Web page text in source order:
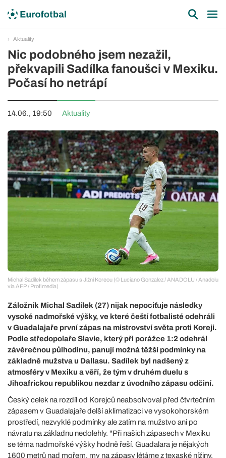
Aktuality
Nic podobného jsem nezažil,
překvapili Sadílka fanoušci v Mexiku.
Počasí ho netrápí
14.06., 19:50 Aktuality
Michal Sadílek během zápasu s Jižní Koreou (© Luciano Gonzalez / ANADOLU / Anadolu
via AFP / Profimedia)
Záložník Michal Sadílek (27) nijak nepociťuje následky
vysoké nadmořské výšky, ve které čeští fotbalisté odehráli
v Guadalajaře první zápas na mistrovství světa proti Koreji.
Podle středopolaře Slavie, který při porážce 1:2 odehrál
závěrečnou půlhodinu, panují možná těžší podmínky na
základně mužstva u Dallasu. Sadílek byl nadšený z
atmosféry v Mexiku a věří, že tým v druhém duelu s
Jihoafrickou republikou nezdar z úvodního zápasu odčiní.
Český celek na rozdíl od Korejců neabsolvoval před čtvrtečním
zápasem v Guadalajaře delší aklimatizaci ve vysokohorském
prostředí, nezvyklé podmínky ale zatím na mužstvo ani po
návratu na základnu nedolehly. "Při našich zápasech v Mexiku
se téma nadmořské výšky hodně řeší. Guadalara je nějakých
1600 metrů nad mořem, my na zápasy létáme z texaské nížiny.